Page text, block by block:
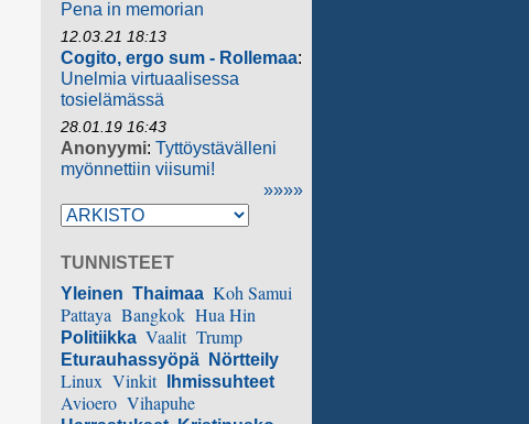
Pena in memorian
12.03.21 18:13
Cogito, ergo sum - Rollemaa:
Unelmia virtuaalisessa
tosielämässä
28.01.19 16:43
Anonyymi: Tyttöystävälleni
myönnettiin viisumi!
»»»»
TUNNISTEET
Yleinen Thaimaa Koh Samui
Pattaya Bangkok Hua Hin
Politiikka Vaalit Trump
Eturauhassyöpä Nörtteily
Linux Vinkit Ihmissuhteet
Avioero Vihapuhe